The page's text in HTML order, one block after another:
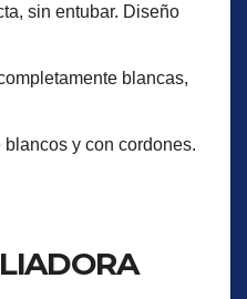
sin entubar. Diseño
blancas,
y con cordones.